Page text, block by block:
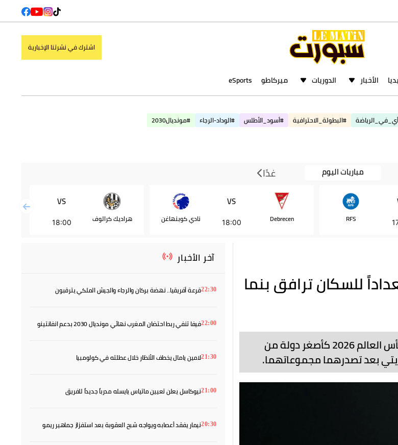
اشترك في نشرتنا الإخبارية
الأخبار الدوريات ميركاطو eSports
#البطولة_الاحترافية #أسود_الأطلس #الوداد-الرجاء #مونديال2030
مباريات اليوم غدًا
RFS
Debrecen
VS
18:00 نادي كوبنهاغن هراديك كرالوف
VS
18:00
الأقل تعداداً للسكان ترافق بنما
صنعت كوراساو الحدث في تصفيات "كونكاكاف" بتأهلها إلى كأس العالم 2026 كأصغر دولة من
بعد تصدرهما مجموعاتهما.
آخر الأخبار
22:30قرعة أفريقيا.. نهضة بركان والرجاء والجيش الملكي يترقبون
22:00فيفا تنفي ربط احتضان المغرب نهائي مونديال 2030 بدعم انفانتينو
21:30لامين يامال يخطف الأنظار خلال عطلته في كولومبيا
21:00نيوكاسل يعلن تعيين ماتياس يايسله مدرباً جديداً للفريق
20:30نيمار يفقد أعصابه ويواجه شبح العقوبة بعد استفزاز جماهير ريمو